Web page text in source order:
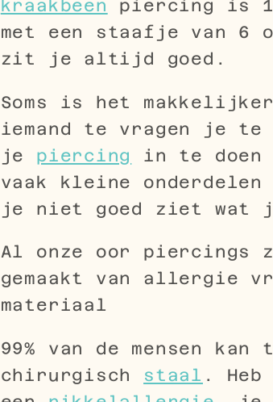
kraakbeen
piercing is
met een staafje van 6
zit je altijd goed.
Soms is het makkelijker
iemand te vragen je te
je piercing
in te doen
vaak kleine
je niet goed ziet wat
Al onze oor piercings
gemaakt van allergie
materiaal
99% van de mensen kan
chirurgisch staal .